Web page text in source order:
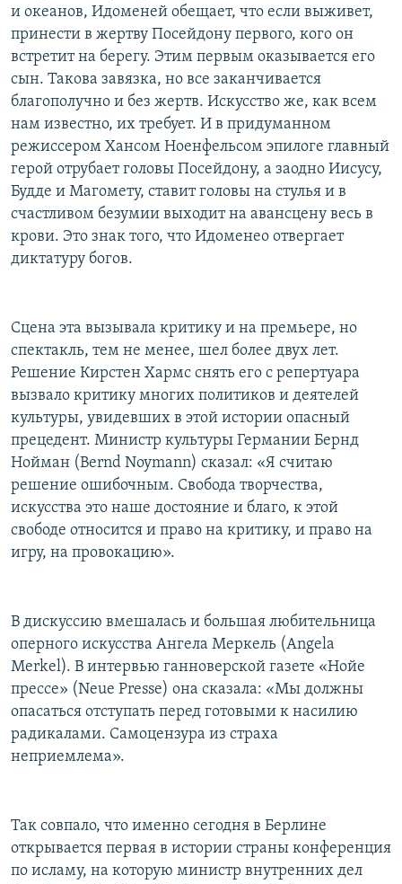
и океанов, Идоменей обещает, что если выживет,
принести в жертву Посейдону первого, кого он
встретит на берегу. Этим первым оказывается его
сын. Такова завязка, но все заканчивается
благополучно и без жертв. Искусство же, как всем
нам известно, их требует. И в придуманном
режиссером Хансом Ноенфельсом эпилоге главный
герой отрубaет головы Посейдону, а заодно Иисусу,
Будде и Магомету, ставит головы на стулья и в
счастливом безумии выходит на авансцену весь в
крови. Это знак того, что Идоменео отвергает
диктатуру богов.
Сцена эта вызывала критику и на премьере, но
спектакль, тем не менее, шел более двух лет.
Решение Кирстен Хармс снять его с репертуара
вызвало критику многих политиков и деятелей
культуры, увидевших в этой истории опасный
прецедент. Министр культуры Германии Бернд
Нойман (Bernd Noymann) сказал: «Я считаю
решение ошибочным. Свобода творчества,
искусства это наше достояние и благо, к этой
свободе относится и право на критику, и право на
игру, на провокацию».
В дискуссию вмешалась и большая любительница
оперного искусства Ангела Меркель (Angela
Merkel). В интервью ганноверской газете «Нойе
прессе» (Neue Presse) она сказала: «Мы должны
опасаться отступать перед готовыми к насилию
радикалами. Самоцензура из страха
неприемлема».
Так совпало, что именно сегодня в Берлине
открывается первая в истории страны конференция
по исламу, на которую министр внутренних дел